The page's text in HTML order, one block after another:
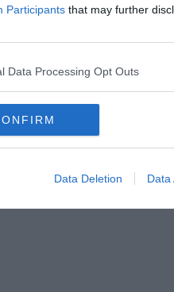
Participants that may further
Data Processing Opt Outs
Data Deletion Data